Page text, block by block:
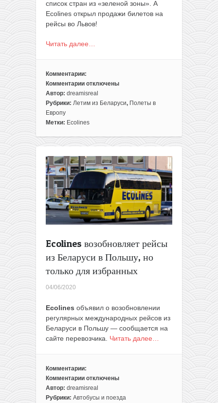
список стран из «зеленой зоны». А
Ecolines открыл продажи билетов на
рейсы во Львов!
Читать далее…
Комментарии:
Комментарии
к
записи
Еееее!
Все
во
Билеты
уже
в
продаже!
(Ecolines)
отключены
Автор: dreamisreal
Рубрики: Летим из Беларуси, Полеты в
Европу
Метки: Ecolines
Ecolines возобновляет рейсы
из Беларуси в Польшу, но
только для избранных
04/06/2020
Ecolines объявил о возобновлении
регулярных международных рейсов из
Беларуси в Польшу — сообщается на
сайте перевозчика. Читать далее…
Комментарии:
Комментарии
к
записи
отключены
Автор: dreamisreal
Рубрики: Автобусы и поезда